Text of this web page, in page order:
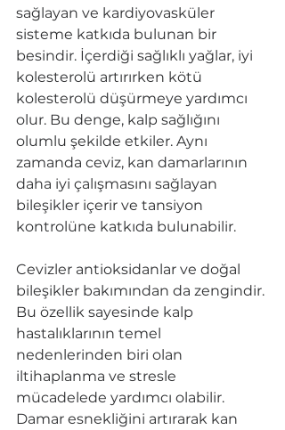
sağlayan ve kardiyovasküler
sisteme katkıda bulunan bir
besindir. İçerdiği sağlıklı yağlar, iyi
kolesterolü artırırken kötü
kolesterolü düşürmeye yardımcı
olur. Bu denge, kalp sağlığını
olumlu şekilde etkiler. Aynı
zamanda ceviz, kan damarlarının
daha iyi çalışmasını sağlayan
bileşikler içerir ve tansiyon
kontrolüne katkıda bulunabilir.
Cevizler antioksidanlar ve doğal
bileşikler bakımından da zengindir.
Bu özellik sayesinde kalp
hastalıklarının temel
nedenlerinden biri olan
iltihaplanma ve stresle
mücadelede yardımcı olabilir.
Damar esnekliğini artırarak kan